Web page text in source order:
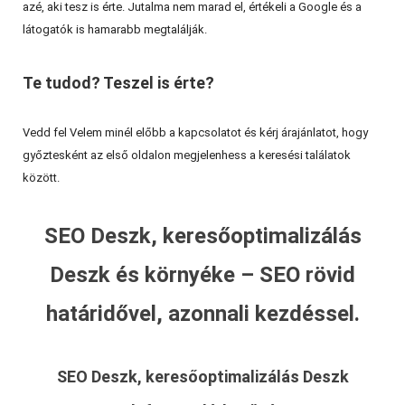
azé, aki tesz is érte. Jutalma nem marad el, értékeli a Google és a
látogatók is hamarabb megtalálják.
Te tudod? Teszel is érte?
Vedd fel Velem minél előbb a kapcsolatot és kérj árajánlatot, hogy
győztesként az első oldalon megjelenhess a keresési találatok
között.
SEO Deszk, keresőoptimalizálás
Deszk és környéke – SEO rövid
határidővel, azonnali kezdéssel.
SEO Deszk, keresőoptimalizálás Deszk